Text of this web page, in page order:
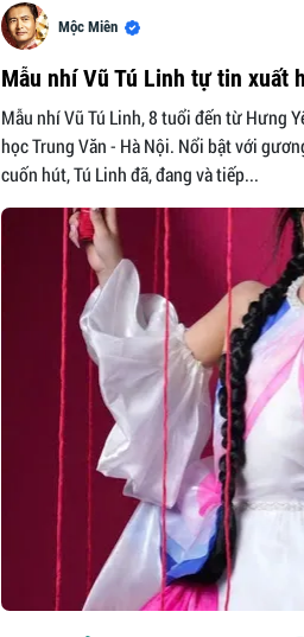
Mộc Miên
Mẫu nhí Vũ Tú Linh tự tin xuất
Mẫu nhí Vũ Tú Linh, 8 tuổi đến từ Hưng
học Trung Văn - Hà Nội. Nổi bật với
cuốn hút, Tú Linh đã, đang và tiếp...